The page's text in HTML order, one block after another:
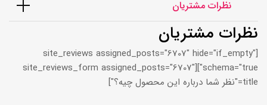
نظرات مشتریان
نظرات مشتریان
[site_reviews assigned_posts="6707" hide="if_empty"
schema="true"][site_reviews_form assigned_posts="6707"
title="نظر شما درباره این محصول چیه؟"]